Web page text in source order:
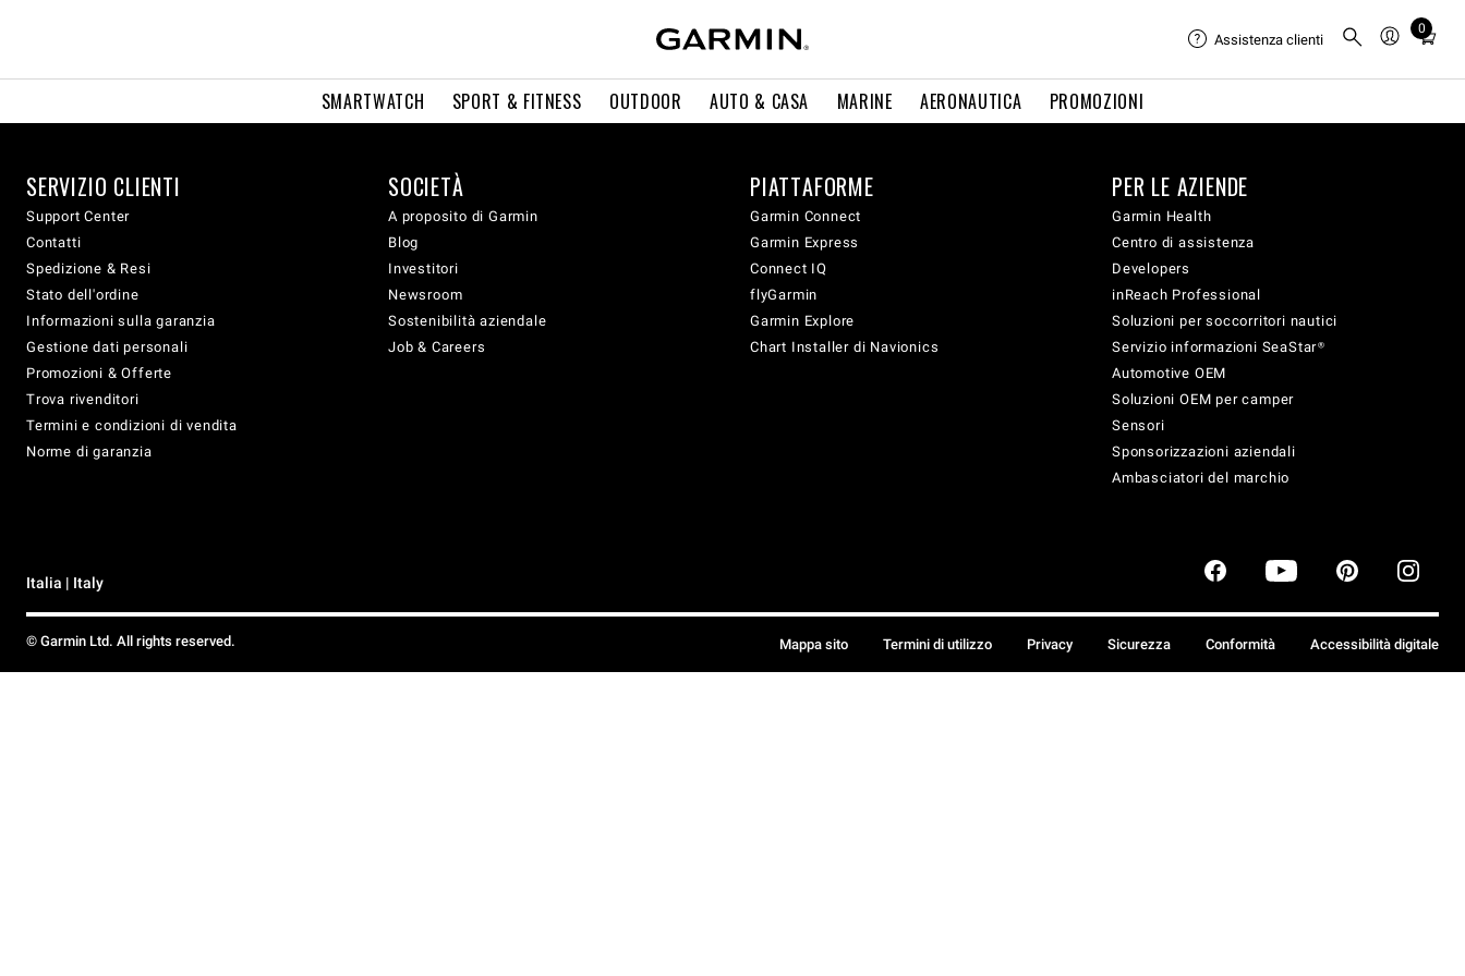
SMARTWATCH SPORT & FITNESS OUTDOOR AUTO & CASA MARINE AERONAUTICA PROMOZIONI
Assistenza clienti
0
Total
cart:
SERVIZIO CLIENTI
Support Center
Contatti
Spedizione & Resi
Stato dell'ordine
Informazioni sulla garanzia
Gestione dati personali
Promozioni & Offerte
Trova rivenditori
Termini e condizioni di vendita
Norme di garanzia
SOCIETÀ
A proposito di Garmin
Blog
Investitori
Newsroom
Sostenibilità aziendale
Job & Careers
PIATTAFORME
Garmin Connect
Garmin Express
Connect IQ
flyGarmin
Garmin Explore
Chart Installer di Navionics
PER LE AZIENDE
Garmin Health
Centro di assistenza
Developers
inReach Professional
Soluzioni per soccorritori nautici
Servizio informazioni SeaStar®
Automotive OEM
Soluzioni OEM per camper
Sensori
Sponsorizzazioni aziendali
Ambasciatori del marchio
Italia | Italy
© Garmin Ltd. All rights reserved. Mappa sito Termini di utilizzo Privacy Sicurezza Conformità Accessibilità digitale